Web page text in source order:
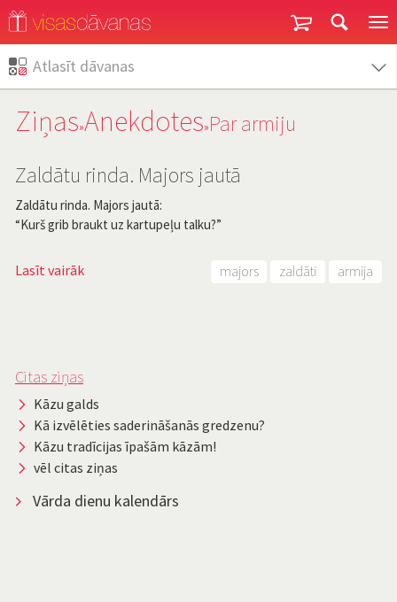
Atlasīt dāvanas
Ziņas»Anekdotes»Par armiju
Zaldātu rinda. Majors jautā
Zaldātu rinda. Majors jautā:
“Kurš grib braukt uz kartupeļu talku?”
Lasīt vairāk majors zaldāti armija
Citas ziņas
Kāzu galds
Kā izvēlēties saderināšanās gredzenu?
Kāzu tradīcijas īpašām kāzām!
vēl citas ziņas
Vārda dienu kalendārs